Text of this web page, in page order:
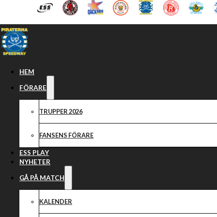
Hoppa till huvudinnehåll Hoppa till sidfot
HEM
FÖRARE
TRUPPER 2026
FANSENS FÖRARE
ESS PLAY
NYHETER
GÅ PÅ MATCH
KALENDER